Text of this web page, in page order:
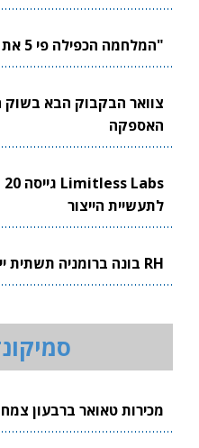
"המלחמה הכפילה פי 5 את שוק הייצור המיידי"
האספקה
לתעשיית הייצור
RH בונה ברומניה תשתית ייצור ביטחוני ישראלית
מכירות טאואר ברבעון צמחו